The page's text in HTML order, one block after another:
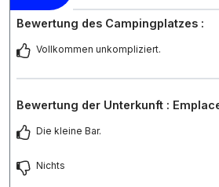
Bewertung des Campingplatzes :
Vollkommen unkompliziert.
Bewertung der Unterkunft :
Die kleine Bar.
Nichts